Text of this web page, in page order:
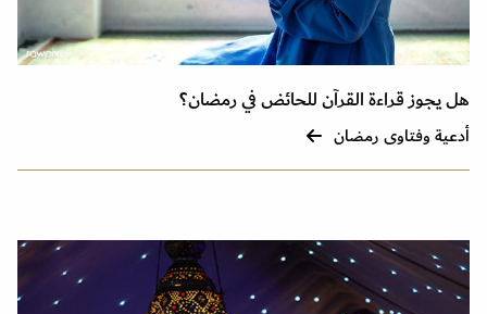
هل يجوز قراءة القرآن للحائض في رمضان؟
أدعية وفتاوى رمضان